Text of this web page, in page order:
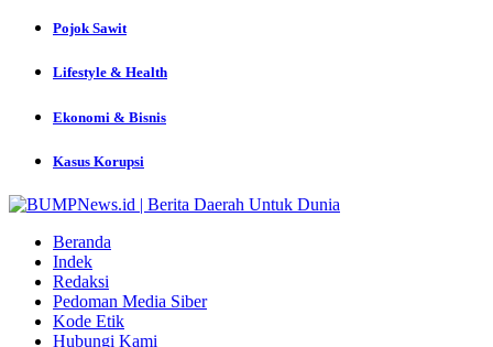
Pojok Sawit
Lifestyle & Health
Ekonomi & Bisnis
Kasus Korupsi
Beranda
Indek
Redaksi
Pedoman Media Siber
Kode Etik
Hubungi Kami